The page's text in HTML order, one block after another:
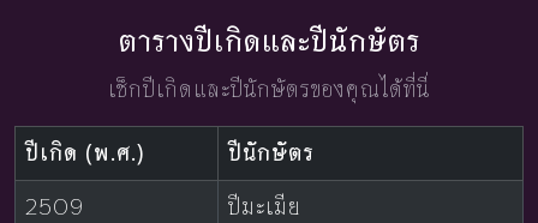
ตารางปีเกิดและปีนักษัตร
เช็กปีเกิดและปีนักษัตรของคุณได้ที่นี่
ปีเกิด (พ.ศ.)
ปีนักษัตร
2509
ปีมะเมีย